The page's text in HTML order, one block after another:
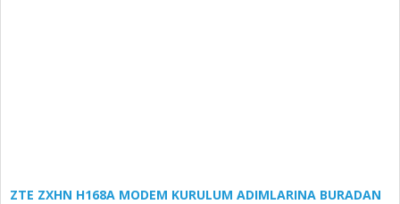
ZTE ZXHN H168A MODEM KURULUM ADIMLARINA BURADAN